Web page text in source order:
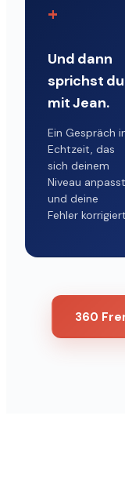
+
Und dann
sprichst du
mit Jean.
Ein Gespräch
Echtzeit, das
sich deinem
Niveau anpasst
und deine
Fehler
360